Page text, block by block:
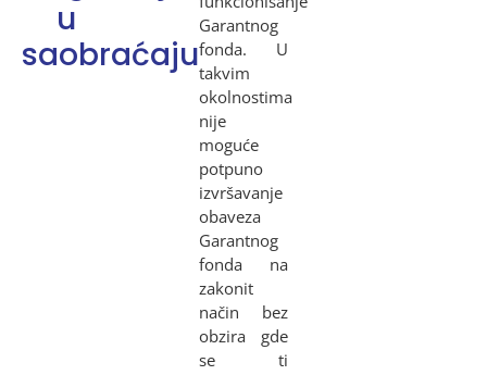
u
saobraćaju
Garantnog
fonda. U
takvim
okolnostima
nije
moguće
potpuno
izvršavanje
obaveza
Garantnog
fonda na
zakonit
način bez
obzira gde
se ti